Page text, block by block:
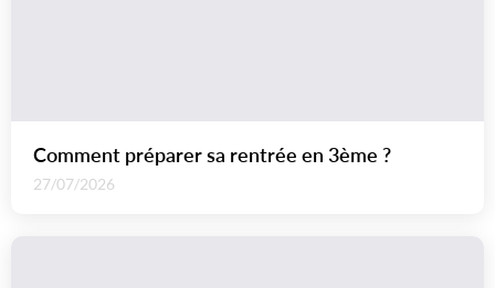
Comment préparer sa rentrée en 3ème ?
27/07/2026